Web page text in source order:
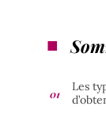
Les